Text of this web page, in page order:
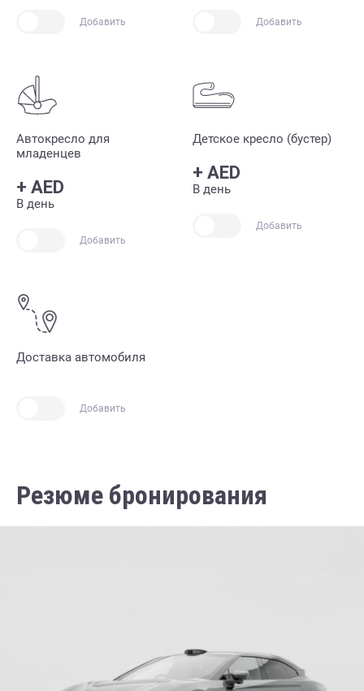
Добавить Добавить
Автокресло для
младенцев
+ AED
В день
Добавить
Детское кресло (бустер)
+ AED
В день
Добавить
Доставка автомобиля
Добавить
Резюме бронирования